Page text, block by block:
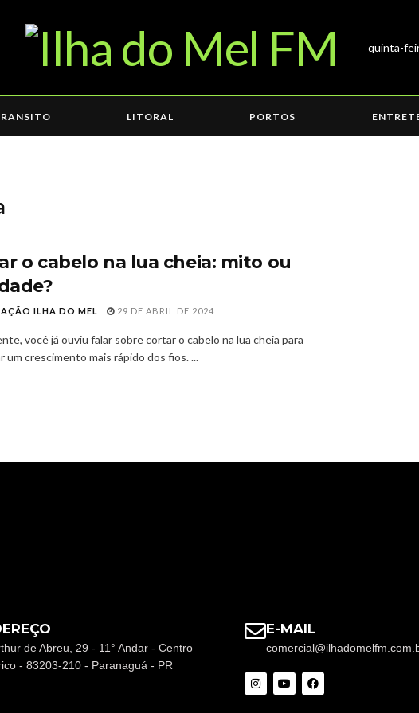
quinta-
LITORAL PORTOS
o cabelo na lua cheia: mito ou
ILHA DO MEL 29 DE ABRIL DE 2024
você já ouviu falar sobre cortar o cabelo na lua cheia para
um crescimento mais rápido dos fios. ...
de Abreu, 29 - 11° Andar - Centro
- 83203-210 - Paranaguá - PR
E-MAIL